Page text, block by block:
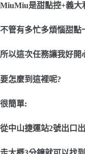
MiuMiu是甜點控+義大
不管有多忙多煩惱甜點
所以這次任務讓我好開
要怎麼到這裡呢?
很簡單:
從中山捷運站2號出口